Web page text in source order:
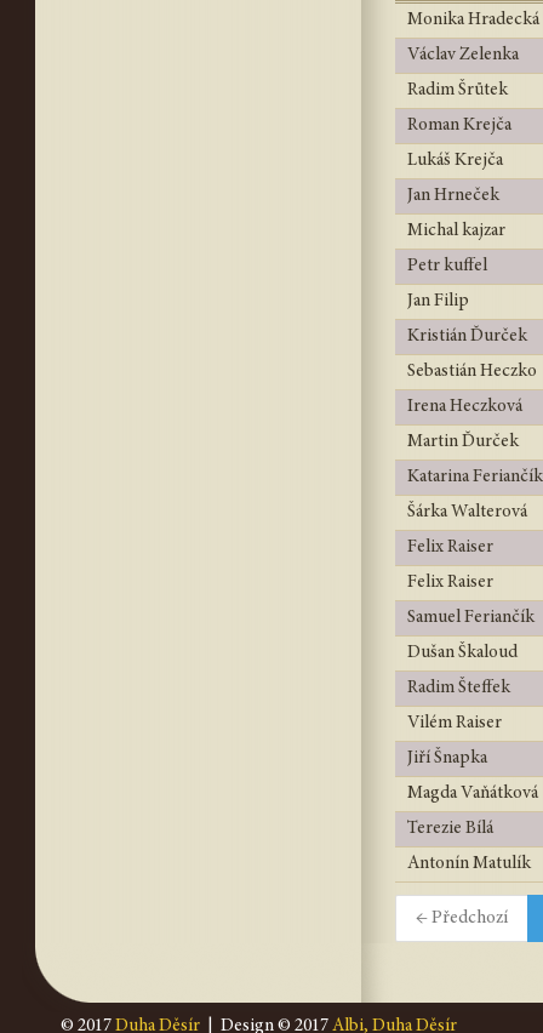
Monika Hradecká
Václav Zelenka
Radim Šrůtek
Roman Krejča
Lukáš Krejča
Jan Hrneček
Michal kajzar
Petr kuffel
Jan Filip
Kristián Ďurček
Sebastián Heczko
Irena Heczková
Martin Ďurček
Katarina
Šárka Walterová
Felix Raiser
Felix Raiser
Samuel Feriančík
Dušan Škaloud
Radim Šteffek
Vilém Raiser
Jiří Šnapka
Magda Vaňátková
Terezie Bílá
Antonín Matulík
← Předchozí
© 2017 Duha Děsír | Design © 2017 Albi, Duha Děsír